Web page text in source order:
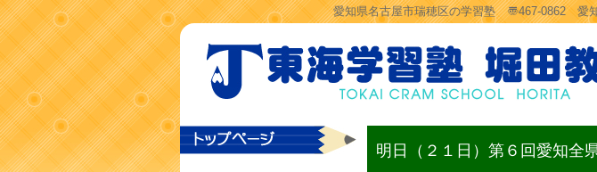
愛知県名古屋市瑞穂区の学習塾 〠467-0862
明日（２１日）第６回愛知全